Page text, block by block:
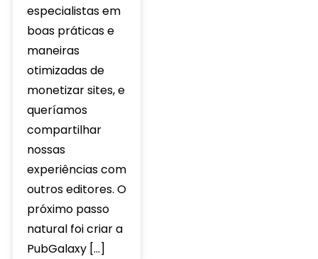
especialistas em
boas práticas e
maneiras
otimizadas de
monetizar sites, e
queríamos
compartilhar
nossas
experiências com
outros editores. O
próximo passo
natural foi criar a
PubGalaxy […]